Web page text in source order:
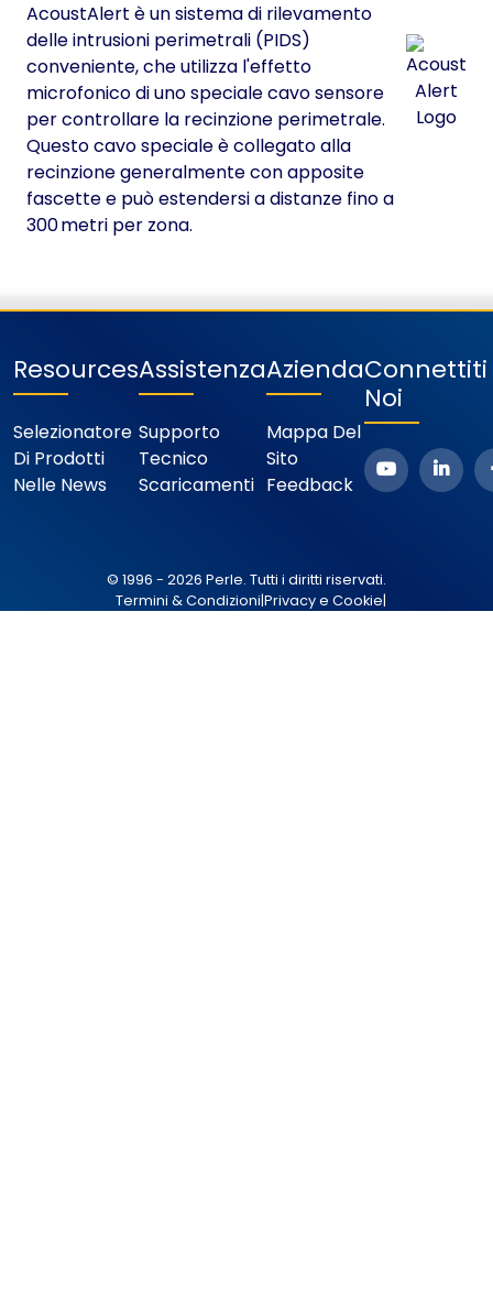
AcoustAlert è un sistema di rilevamento
delle intrusioni perimetrali (PIDS)
conveniente, che utilizza l'effetto
microfonico di uno speciale cavo sensore
per controllare la recinzione perimetrale.
Questo cavo speciale è collegato alla
recinzione generalmente con apposite
fascette e può estendersi a distanze fino a
300 metri per zona.
Resources
Selezionatore
Di Prodotti
Nelle News
Assistenza
Supporto
Tecnico
Scaricamenti
Azienda
Mappa Del
Sito
Feedback
Connettiti
Noi
© 1996 - 2026 Perle. Tutti i diritti riservati.
Termini & Condizioni|Privacy e Cookie|